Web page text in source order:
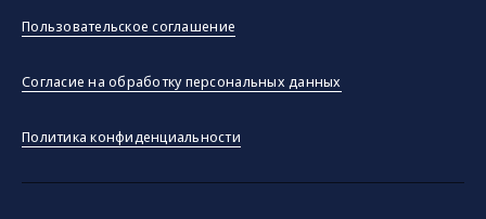
Пользовательское соглашение
Согласие на обработку персональных данных
Политика конфиденциальности